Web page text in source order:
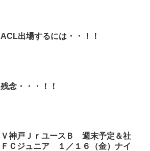
ACL出場するには・・！！
残念・・・！！
Ｖ神戸ＪｒユースＢ 週末予定＆社
ＦＣジュニア １／１６（金）ナイ